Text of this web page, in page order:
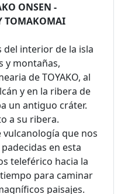
ONSEN -
TOMAKOMAI
del interior de la isla
y montañas,
de TOYAKO, al
y en la ribera de
un antiguo cráter.
a su ribera.
que nos
en esta
teleférico hacia la
para caminar
paisajes.